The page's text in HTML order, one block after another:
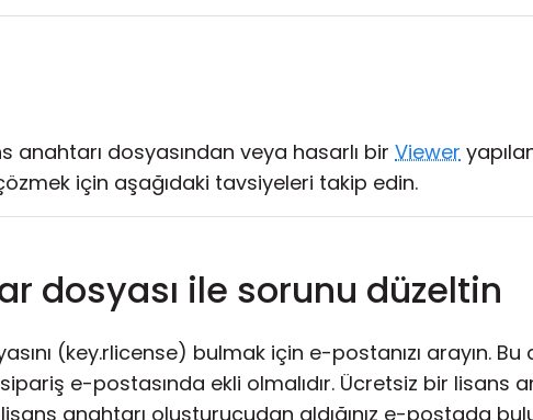
anahtarı dosyasından veya hasarlı bir Viewer
için aşağıdaki tavsiyeleri takip edin.
dosyası ile sorunu düzeltin
(key.rlicense) bulmak için e-postanızı arayın. Bu
sipariş e-postasında ekli olmalıdır. Ücretsiz bir lisans
anahtarı oluşturucudan aldığınız e-postada